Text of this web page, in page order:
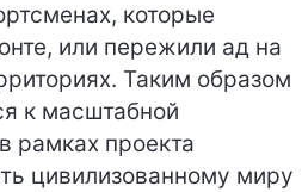
которые
или пережили ад на
Таким образом
к масштабной
рамках проекта
цивилизованному миру